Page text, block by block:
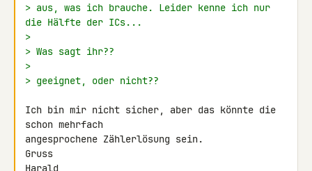
> aus, was ich brauche. Leider kenne ich nur
die Hälfte der ICs...
>
> Was sagt ihr??
>
> geeignet, oder nicht??
Ich bin mir nicht sicher, aber das könnte die
schon mehrfach
angesprochene Zählerlösung sein.
Gruss
Harald